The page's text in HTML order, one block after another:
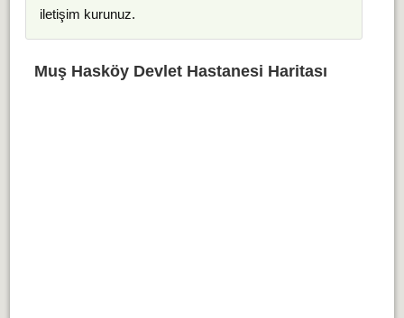
iletişim kurunuz.
Muş Hasköy Devlet Hastanesi Haritası